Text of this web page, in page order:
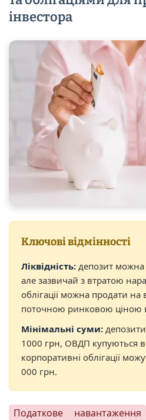
інвестора
Ключові відмінності
Ліквідність: депозит можна
але зазвичай з втратою
облігації можна продати
поточною ринковою ціною
Мінімальні суми:
1000 грн, ОВДП купуються
корпоративні облігації
000 грн.
Податкове навантаження